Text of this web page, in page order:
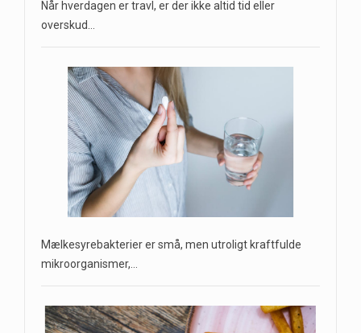
Når hverdagen er travl, er der ikke altid tid eller
overskud…
Mælkesyrebakterier er små, men utroligt kraftfulde
mikroorganismer,…